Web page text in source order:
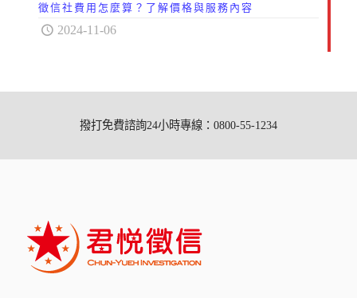
徵信社費用怎麼算？了解價格與服務內容
2024-11-06
撥打免費諮詢24小時專線：0800-55-1234